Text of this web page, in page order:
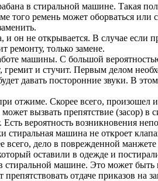
в стиральной машине. Такая
того ремень может оборваться или
он не открывается. В случае если
ремонту, только замене.
машины. С большой
и стучит. Первым делом
давать посторонние звуки. В
отжиме. Скорее всего, произошел
вызвать препятствие (засор)
вероятность возникновения
стиральная машина не откроет
всего, дело в поврежденной
оставили в одежде и
машине. Это может быть
препятствовать отдаче приказов